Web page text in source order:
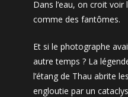
Dans l’eau, on croit
comme des fantômes.
Et si le photographe
autre temps ? La
l’étang de Thau abrite
engloutie par un